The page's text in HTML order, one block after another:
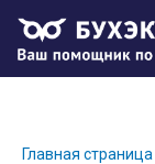
Главная страница